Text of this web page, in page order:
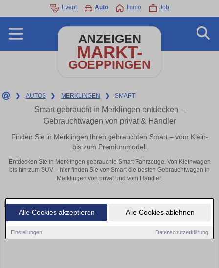
Alle Cookies akzeptieren Alle Cookies ablehnen
Einstellungen Datenschutzerklärung
Event Auto Immo Job
ANZEIGEN
MARKT-
GOEPPINGEN
❯ AUTOS ❯ MERKLINGEN ❯ SMART
Smart gebraucht in Merklingen entdecken –
Gebrauchtwagen von privat & Händler
Finden Sie in Merklingen Ihren gebrauchten Smart – vom Klein-
bis zum Premiummodell
Entdecken Sie in Merklingen gebrauchte Smart Fahrzeuge. Von Kleinwagen
bis hin zum SUV – hier finden Sie von Smart die besten Gebrauchtwagen in
Merklingen von privat und vom Händler.